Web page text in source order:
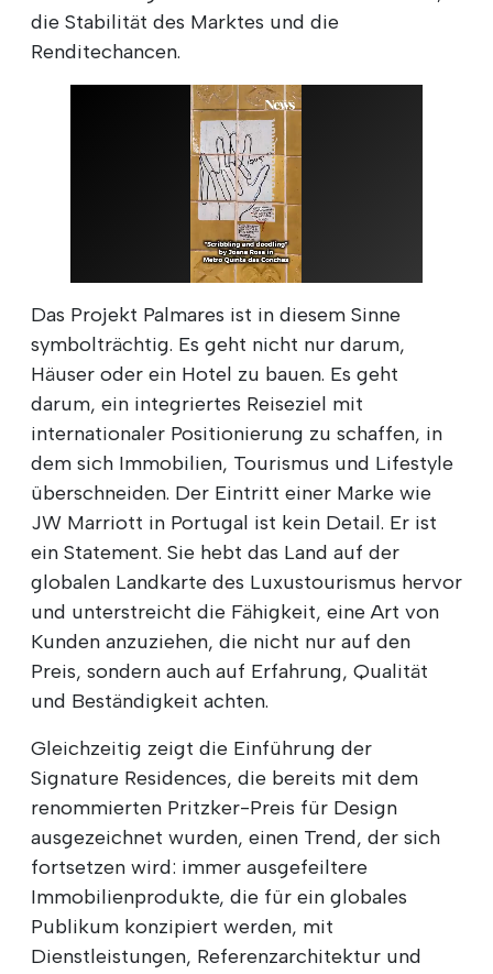
die Stabilität des Marktes und die
Renditechancen.
Das Projekt Palmares ist in diesem Sinne
symbolträchtig. Es geht nicht nur darum,
Häuser oder ein Hotel zu bauen. Es geht
darum, ein integriertes Reiseziel mit
internationaler Positionierung zu schaffen, in
dem sich Immobilien, Tourismus und Lifestyle
überschneiden. Der Eintritt einer Marke wie
JW Marriott in Portugal ist kein Detail. Er ist
ein Statement. Sie hebt das Land auf der
globalen Landkarte des Luxustourismus hervor
und unterstreicht die Fähigkeit, eine Art von
Kunden anzuziehen, die nicht nur auf den
Preis, sondern auch auf Erfahrung, Qualität
und Beständigkeit achten.
Gleichzeitig zeigt die Einführung der
Signature Residences, die bereits mit dem
renommierten Pritzker-Preis für Design
ausgezeichnet wurden, einen Trend, der sich
fortsetzen wird: immer ausgefeiltere
Immobilienprodukte, die für ein globales
Publikum konzipiert werden, mit
Dienstleistungen, Referenzarchitektur und